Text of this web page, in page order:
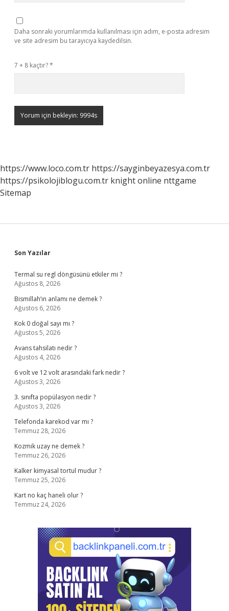
Daha sonraki yorumlarımda kullanılması için adım, e-posta adresim
ve site adresim bu tarayıcıya kaydedilsin.
7 + 8 kaçtır?*
https://www.loco.com.tr https://sayginbeyazesya.com.tr
https://psikolojiblogu.com.tr knight online nttgame
Sitemap
Sidebar
Son Yazılar
Termal su regl döngüsünü etkiler mi ?
Ağustos 8, 2026
Bismillah’ın anlamı ne demek ?
Ağustos 6, 2026
Kok 0 doğal sayı mı ?
Ağustos 5, 2026
Avans tahsilatı nedir ?
Ağustos 4, 2026
6 volt ve 12 volt arasındaki fark nedir ?
Ağustos 3, 2026
3. sınıfta popülasyon nedir ?
Ağustos 3, 2026
Telefonda karekod var mı ?
Temmuz 28, 2026
Kozmik uzay ne demek ?
Temmuz 26, 2026
Kalker kimyasal tortul mudur ?
Temmuz 25, 2026
Kart no kaç haneli olur ?
Temmuz 24, 2026